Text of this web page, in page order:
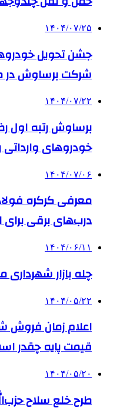
۱۴۰۴/۰۷/۲۵
جشن تحویل
شرکت برساوش در
۱۴۰۴/۰۷/۲۲
برساوش رتبه اول
خودروهای
۱۴۰۴/۰۷/۰۶
درب‌های برقی برای
۱۴۰۴/۰۶/۱۱
چله بازار شهرداری مشهد در
۱۴۰۴/۰۵/۲۲
اعلام زمان فروش
قیمت پایه چقدر
۱۴۰۴/۰۵/۲۰
طرح خلع سلاح